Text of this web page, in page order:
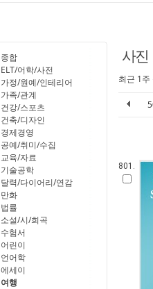
종합
ELT/어학/사전
가정/원예/인테리어
가족/관계
건강/스포츠
건축/디자인
경제경영
공예/취미/수집
교육/자료
기술공학
달력/다이어리/연감
만화
법률
소설/시/희곡
수험서
어린이
언어학
에세이
여행
사진
최근 1
801.